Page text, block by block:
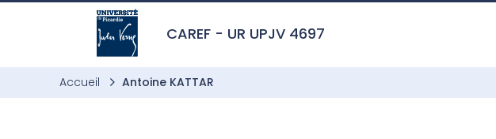
Aller à l’entête de page
Aller au menu principale
Aller au contenu principal
Aller à la recherche
Passer aux cookies
Aller au pied de page
CAREF - UR UPJV 4697
Accueil Antoine KATTAR